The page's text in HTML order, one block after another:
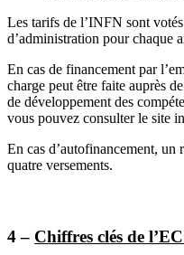
Les tarifs de l’INFN sont
d’administration pour chaque
En cas de financement par
charge peut être faite auprès
de développement des
vous pouvez consulter le site
En cas d’autofinancement, un
quatre versements.
4 – Chiffres clés de